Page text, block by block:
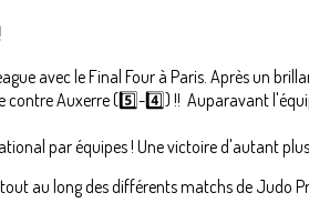
avec le Final Four à Paris. Après un
contre Auxerre (5️⃣-4️⃣) !! Auparavant
par équipes ! Une victoire d'autant
au long des différents matchs de Judo